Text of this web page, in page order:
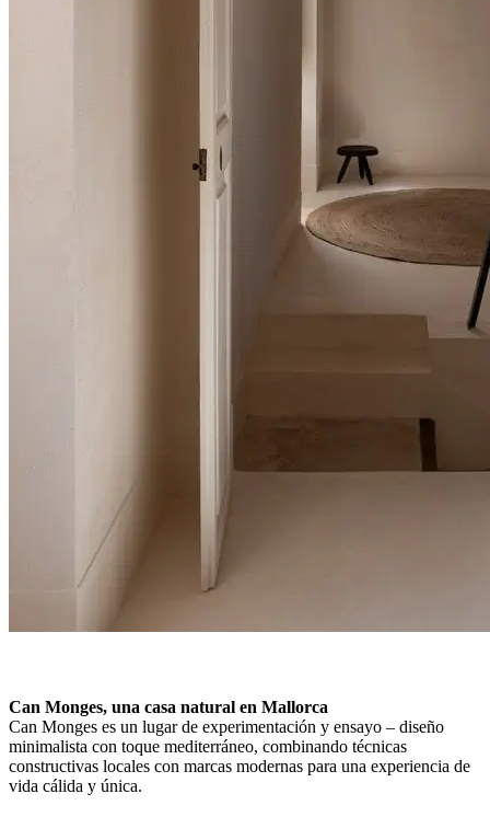
Can Monges, una casa natural en Mallorca
Can Monges es un lugar de experimentación y ensayo – diseño
minimalista con toque mediterráneo, combinando técnicas
constructivas locales con marcas modernas para una experiencia de
vida cálida y única.